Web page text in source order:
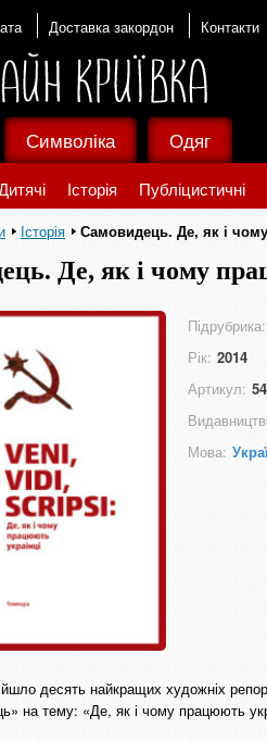
Доставка закордон Контакти
Історія Публіцистичні
Символіка Одяг
Історія Самовидець. Де, як і
Де, як і чому
Підрубрика:
Рік: 2014
Артикул:
Мова:
десять найкращих художніх
на тему: «Де, як і чому працюють